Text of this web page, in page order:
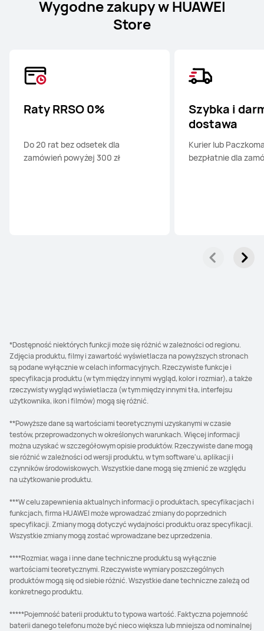
Wygodne zakupy w HUAWEI
Store
Raty RRSO 0%
Do 20 rat bez odsetek dla
zamówień powyżej 300 zł
Szybka i
dostawa
Kurier lub
bezpłatnie dla
*Dostępność niektórych funkcji może się różnić w zależności od regionu.
Zdjęcia produktu, filmy i zawartość wyświetlacza na powyższych stronach
są podane wyłącznie w celach informacyjnych. Rzeczywiste funkcje i
specyfikacja produktu (w tym między innymi wygląd, kolor i rozmiar), a także
rzeczywisty wygląd wyświetlacza (w tym między innymi tła, interfejsu
użytkownika, ikon i filmów) mogą się różnić.
**Powyższe dane są wartościami teoretycznymi uzyskanymi w czasie
testów, przeprowadzonych w określonych warunkach. Więcej informacji
można uzyskać w szczegółowym opisie produktów. Rzeczywiste dane mogą
sie różnić w zależności od wersji produktu, w tym software'u, aplikacji i
czynników środowiskowych. Wszystkie dane mogą się zmienić ze względu
na użytkowanie produktu.
***W celu zapewnienia aktualnych informacji o produktach, specyfikacjach i
funkcjach, firma HUAWEI może wprowadzać zmiany do poprzednich
specyfikacji. Zmiany mogą dotyczyć wydajności produktu oraz specyfikacji.
Wszystkie zmiany mogą zostać wprowadzane bez uprzedzenia.
****Rozmiar, waga i inne dane techniczne produktu są wyłącznie
wartościami teoretycznymi. Rzeczywiste wymiary poszczególnych
produktów mogą się od siebie różnić. Wszystkie dane techniczne zależą od
konkretnego produktu.
*****Pojemność baterii produktu to typowa wartość. Faktyczna pojemność
baterii danego telefonu może być nieco większa lub mniejsza od nominalnej